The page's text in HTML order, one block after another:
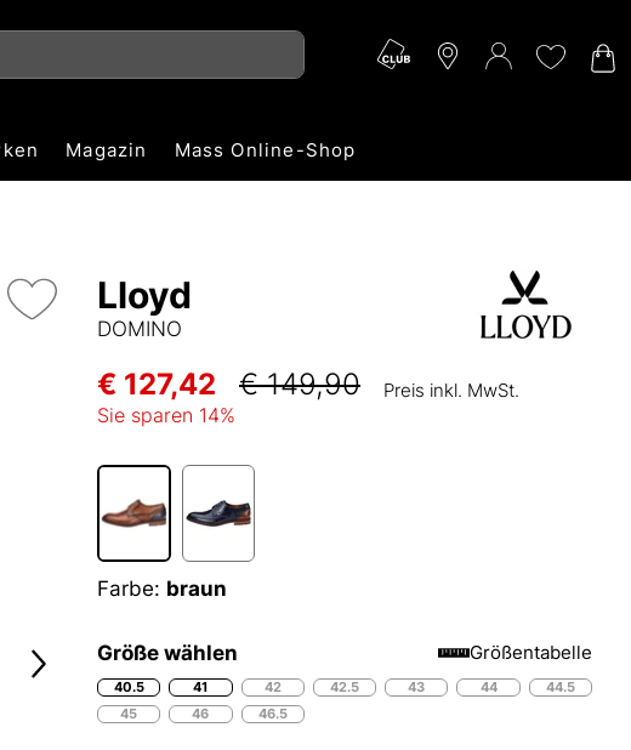
Magazin Mass Online-Shop
Lloyd
DOMINO
€ 127,42 € 149,90 Preis inkl. MwSt.
Sie sparen 14%
Farbe: braun
Größe wählen Größentabelle
40.5 41 42 42.5 43 44
44.5
45
46 46.5